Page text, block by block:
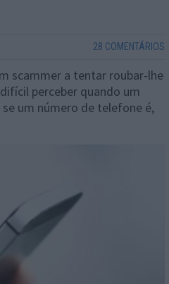
28 COMENTÁRIOS
scammer a tentar roubar-lhe
perceber quando um
um número de telefone é,